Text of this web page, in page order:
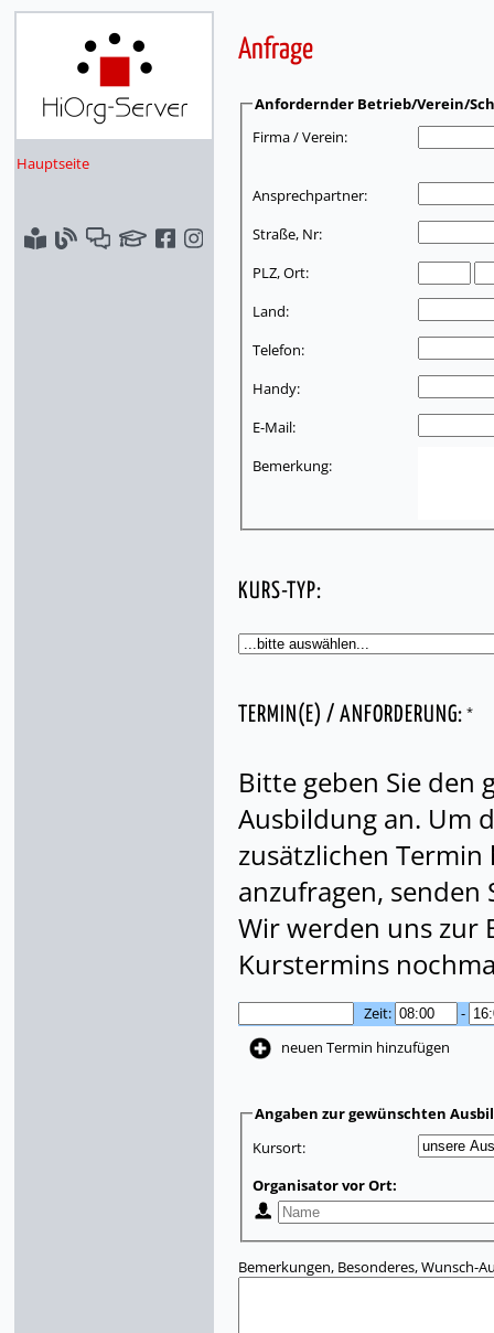
Hauptseite
Anfrage
Anfordernder Betrieb/Verein/
Firma / Verein:
Ansprechpartner:
Straße, Nr:
PLZ, Ort:
Land:
Telefon:
Handy:
E-Mail:
Bemerkung:
KURS-TYP:
TERMIN(E) / ANFORDERUNG: *
Bitte geben Sie den
Ausbildung an. Um
zusätzlichen
anzufragen, senden
Wir werden uns zur
Kurstermins
Zeit:
-
neuen Termin hinzufügen
Angaben zur gewünschten
Kursort:
Organisator vor Ort:
Bemerkungen, Besonderes, Wunsch-